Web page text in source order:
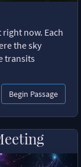
now. Each
the sky
transits
Begin Passage